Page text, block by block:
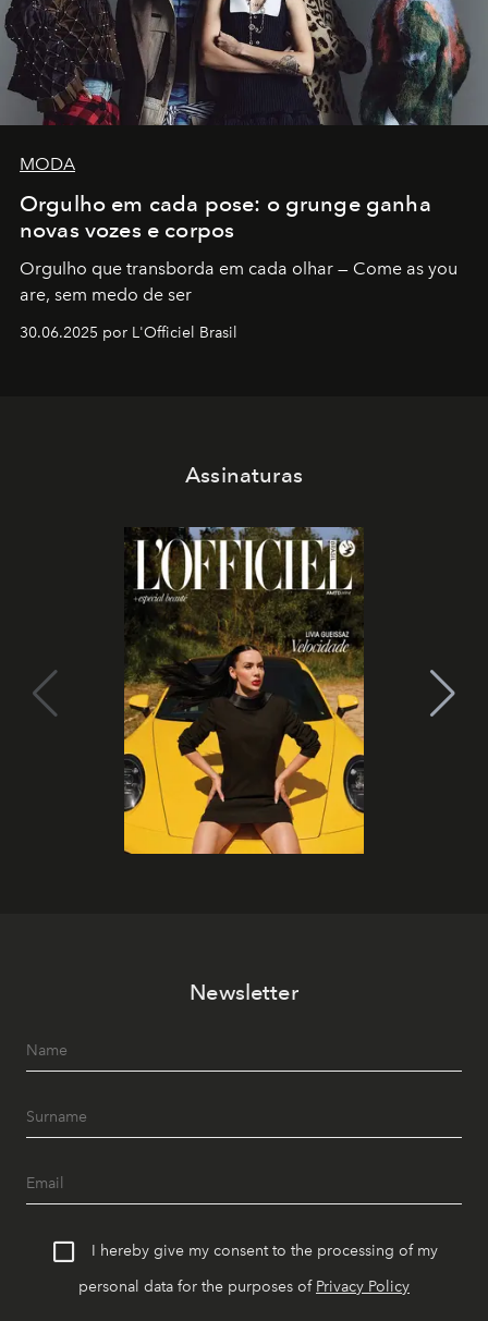
MODA
Orgulho em cada pose: o grunge ganha
novas vozes e corpos
Orgulho que transborda em cada olhar — Come as you
are, sem medo de ser
30.06.2025 por L'Officiel Brasil
Assinaturas
Newsletter
I hereby give my consent to the processing of my
personal data for the purposes of Privacy Policy